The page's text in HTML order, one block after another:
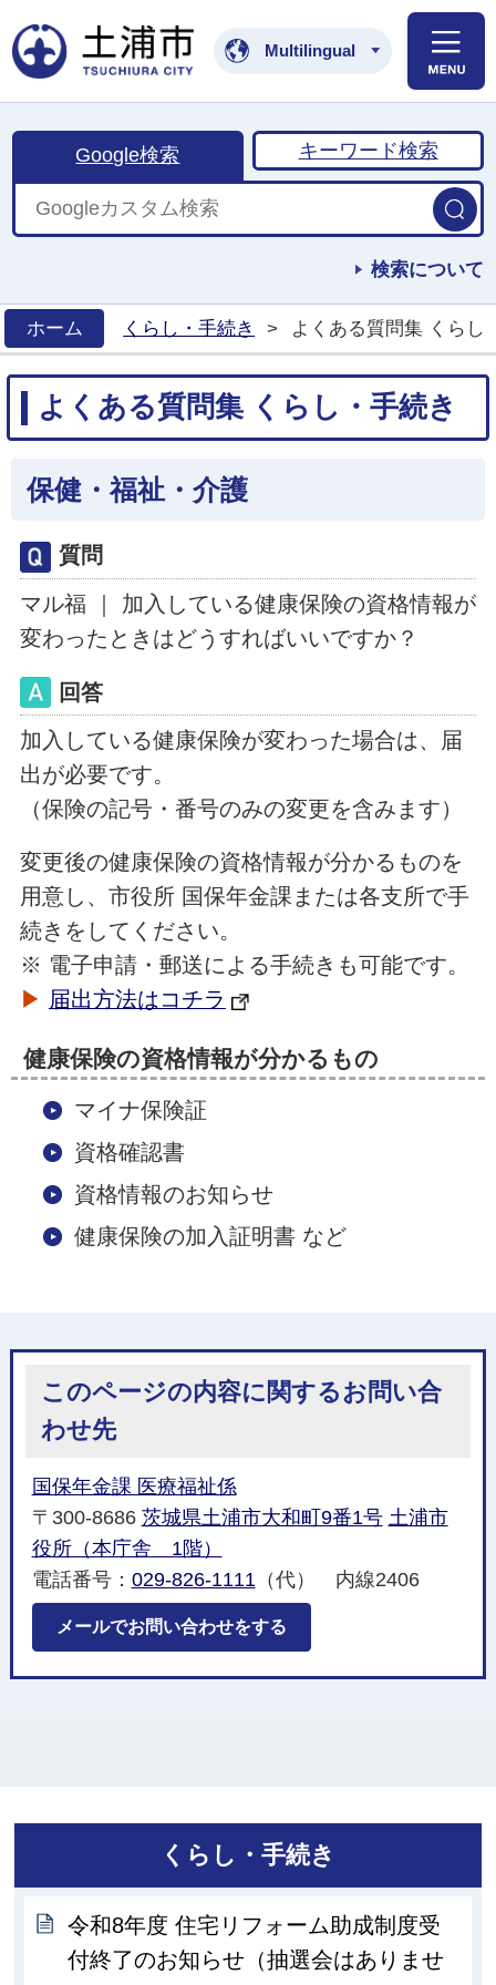
土浦市公式ホームペ
Multilingual
Google検索 キーワード検索
検索について
ホーム
くらし・手続き > よくある質問集 くらし
よくある質問集 くらし・手続き
保健・福祉・介護
質問
マル福 ｜ 加入している健康保険の資格情報が
変わったときはどうすればいいですか？
回答
加入している健康保険が変わった場合は、届
出が必要です。
（保険の記号・番号のみの変更を含みます）
変更後の健康保険の資格情報が分かるものを
用意し、市役所 国保年金課または各支所で手
続きをしてください。
※ 電子申請・郵送による手続きも可能です。
▶ 届出方法はコチラ
健康保険の資格情報が分かるもの
マイナ保険証
資格確認書
資格情報のお知らせ
健康保険の加入証明書 など
このページの内容に関するお問い合
わせ先
国保年金課 医療福祉係
〒300-8686 茨城県土浦市大和町9番1号 土浦市
役所（本庁舎 1階）
電話番号： 029-826-1111 （代） 内線2406
メールでお問い合わせをする
くらし・手続き
令和8年度 住宅リフォーム助成制度受
付終了のお知らせ（抽選会はありませ